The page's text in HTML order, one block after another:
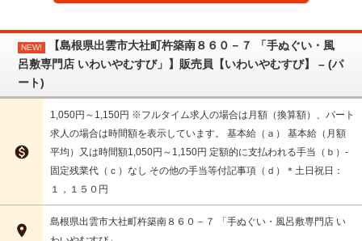
NEW!
【島根県出雲市大社町杵築南８６０－７ 「手ぬぐい・風
呂敷専門店 いわいやむすび」】販売員【いわいやむすび】 – (パ
ート)

1,050円～1,150円 ※フルタイム求人の場合は月額（換算額）、パート
求人の場合は時間額を表示しています。 基本給（ａ） 基本給（月額
平均）又は時間額1,050円～1,150円 定額的に支払われる手当（ｂ）-
固定残業代（ｃ）なし その他の手当等付記事項（ｄ）＊土日祝日：
１，１５０円

島根県出雲市大社町杵築南８６０－７ 「手ぬぐい・風呂敷専門店 い